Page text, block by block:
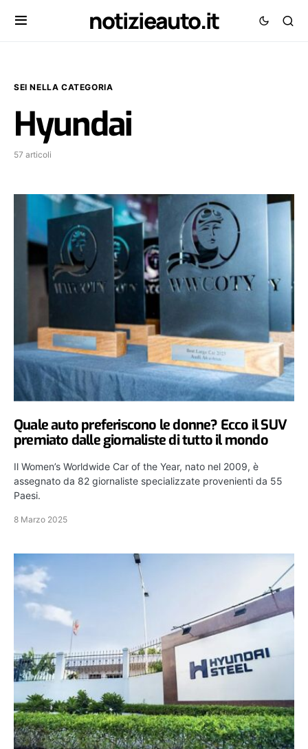
notizieauto.it
SEI NELLA CATEGORIA
Hyundai
57 articoli
Quale auto preferiscono le donne? Ecco il SUV
premiato dalle giornaliste di tutto il mondo
Il Women’s Worldwide Car of the Year, nato nel 2009, è
assegnato da 82 giornaliste specializzate provenienti da 55
Paesi.
8 Marzo 2025